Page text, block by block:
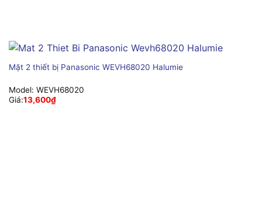
Mặt 2 thiết bị Panasonic WEVH68020 Halumie
Model: WEVH68020
Giá:13,600₫